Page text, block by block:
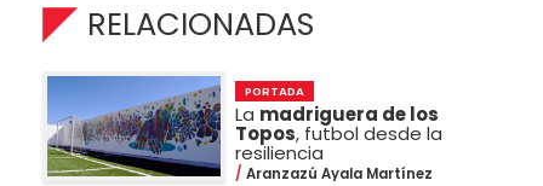
RELACIONADAS
PORTADA
La madriguera de los
Topos, futbol desde la
resiliencia
Aranzazú Ayala Martínez